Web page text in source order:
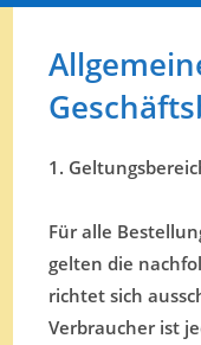
1.
Für alle
gelten die
richtet sich
Verbraucher ist